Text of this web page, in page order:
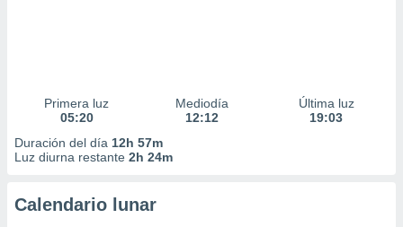
Primera luz
05:20
Mediodía
12:12
Última luz
19:03
Duración del día 12h 57m
Luz diurna restante 2h 24m
Calendario lunar